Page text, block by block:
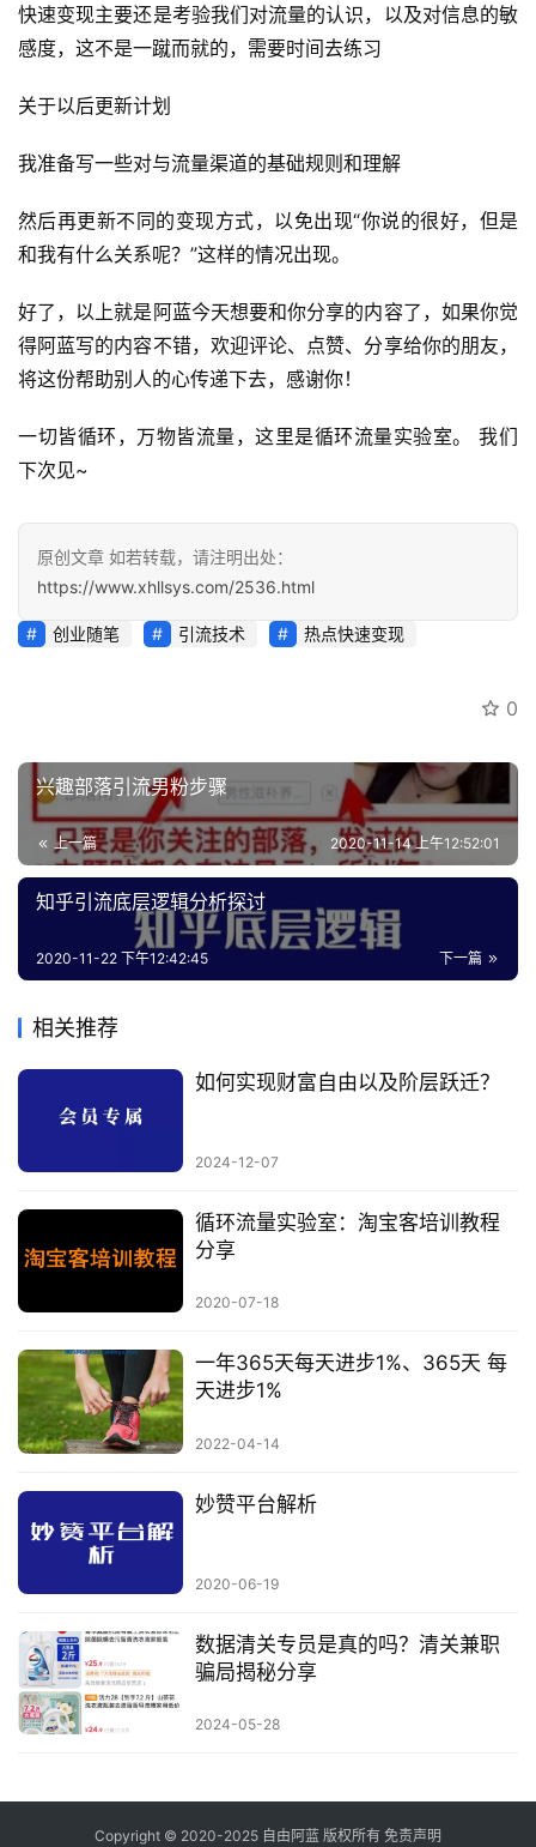
快速变现主要还是考验我们对流量的认识，以及对信息的敏
感度，这不是一蹴而就的，需要时间去练习
关于以后更新计划
我准备写一些对与流量渠道的基础规则和理解
然后再更新不同的变现方式，以免出现“你说的很好，但是
和我有什么关系呢？”这样的情况出现。
好了，以上就是阿蓝今天想要和你分享的内容了，如果你觉
得阿蓝写的内容不错，欢迎评论、点赞、分享给你的朋友，
将这份帮助别人的心传递下去，感谢你！
一切皆循环，万物皆流量，这里是循环流量实验室。 我们
下次见~
原创文章 如若转载，请注明出处：
https://www.xhllsys.com/2536.html
创业随笔 引流技术 热点快速变现
0
兴趣部落引流男粉步骤
上一篇 2020-11-14 上午12:52:01
知乎引流底层逻辑分析探讨
下一篇
2020-11-22 下午12:42:45
相关推荐
如何实现财富自由以及阶层跃迁？
2024-12-07
循环流量实验室：淘宝客培训教程
分享
2020-07-18
一年365天每天进步1%、365天 每
天进步1%
2022-04-14
妙赞平台解析
2020-06-19
数据清关专员是真的吗？清关兼职
骗局揭秘分享
2024-05-28
Copyright © 2020-2025 自由阿蓝 版权所有 免责声明